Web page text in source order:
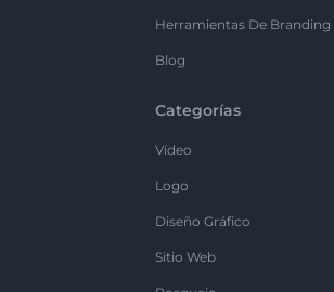
Herramientas De Branding
Blog
Categorías
Vídeo
Logo
Diseño Gráfico
Sitio Web